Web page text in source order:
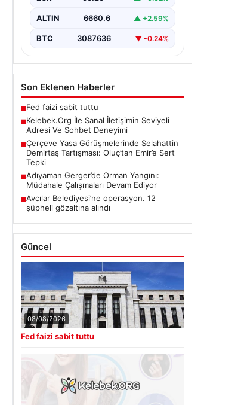
ALTIN 6660.6 ▲ +2.59%
BTC 3087636 ▼ -0.24%
Son Eklenen Haberler
■Fed faizi sabit tuttu
■Kelebek.Org İle Sanal İletişimin Seviyeli
Adresi Ve Sohbet Deneyimi
■Çerçeve Yasa Görüşmelerinde Selahattin
Demirtaş Tartışması: Oluç’tan Emir’e Sert
Tepki
■Adıyaman Gerger’de Orman Yangını:
Müdahale Çalışmaları Devam Ediyor
■Avcılar Belediyesi’ne operasyon. 12
şüpheli gözaltına alındı
Güncel
08/08/2026
Fed faizi sabit tuttu